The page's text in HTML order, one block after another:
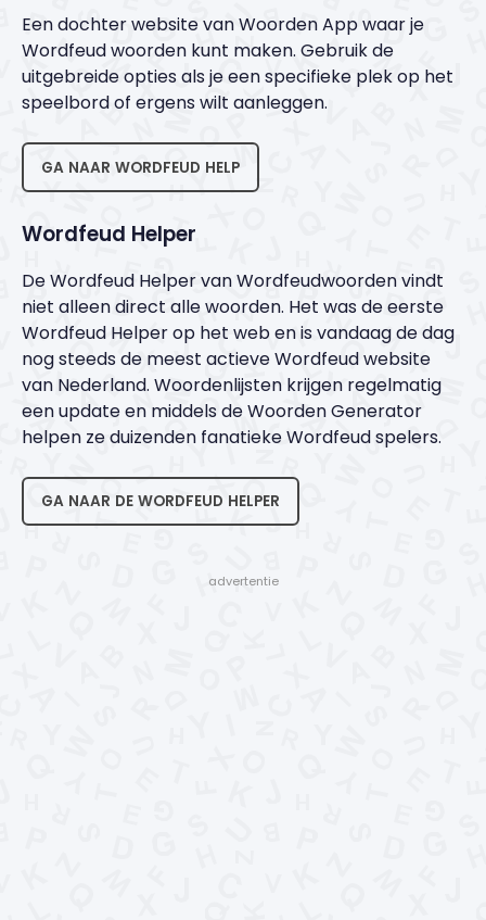
Een dochter website van Woorden App waar je
Wordfeud woorden kunt maken. Gebruik de
uitgebreide opties als je een specifieke plek op het
speelbord of ergens wilt aanleggen.
GA NAAR WORDFEUD HELP
Wordfeud Helper
De Wordfeud Helper van Wordfeudwoorden vindt
niet alleen direct alle woorden. Het was de eerste
Wordfeud Helper op het web en is vandaag de dag
nog steeds de meest actieve Wordfeud website
van Nederland. Woordenlijsten krijgen regelmatig
een update en middels de Woorden Generator
helpen ze duizenden fanatieke Wordfeud spelers.
GA NAAR DE WORDFEUD HELPER
- advertentie -